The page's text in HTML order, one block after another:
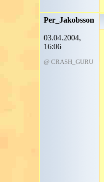
Per_Jakobsson
03.04.2004,
16:06
@ CRASH_GURU